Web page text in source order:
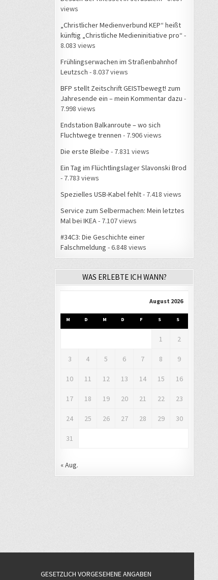
views
„Christlicher Medienverbund KEP“ heißt
künftig „Christliche Medieninitiative pro“ -
8.083 views
Frühlingserwachen im Straßenbahnhof
Leutzsch - 8.037 views
BFP stellt Zeitschrift GEISTbewegt! zum
Jahresende ein – mein Kommentar dazu -
7.998 views
Endstation Balkanroute – wo sich
Fluchtwege trennen - 7.906 views
Die erste Bleibe - 7.831 views
Ein Tag im Flüchtlingslager Slavonski Brod
- 7.783 views
Spezielles USB-Kabel fehlt- 7.418 views
Service zum Selbermachen: Mein letztes
Mal bei IKEA - 7.107 views
#34C3: Die Geschichte einer
Falschmeldung - 6.848 views
WAS ERLEBTE ICH WANN?
August 2026
M D M D F S S
1 2
3 4 5 6 7 8 9
10 11 12 13 14 15 16
17 18 19 20 21 22 23
24 25 26 27 28 29 30
31
« Aug.
GESETZLICH VORGESEHENE ANGABEN